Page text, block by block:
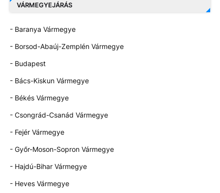
VÁRMEGYEJÁRÁS
- Baranya Vármegye
- Borsod-Abaúj-Zemplén Vármegye
- Budapest
- Bács-Kiskun Vármegye
- Békés Vármegye
- Csongrád-Csanád Vármegye
- Fejér Vármegye
- Győr-Moson-Sopron Vármegye
- Hajdú-Bihar Vármegye
- Heves Vármegye